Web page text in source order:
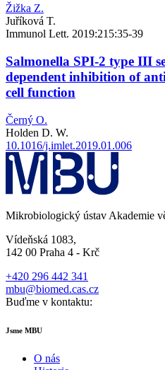
Žižka Z.
Juříková T.
Immunol Lett. 2019:215:35-39
Salmonella SPI-2 type III
dependent inhibition of
cell function
Černý O.
Holden D. W.
10.1016/j.imlet.2019.01.006
Mikrobiologický ústav Akademie
Vídeňská 1083,
142 00 Praha 4 - Krč
+420 296 442 341
mbu@biomed.cas.cz
Buďme v kontaktu:
Jsme MBU
O nás